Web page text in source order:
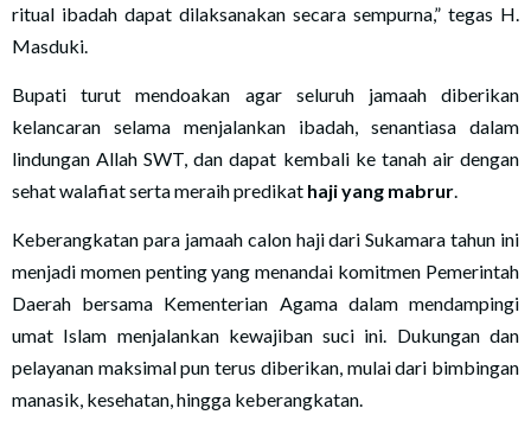
ritual ibadah dapat dilaksanakan secara sempurna,” tegas H.
Masduki.
Bupati turut mendoakan agar seluruh jamaah diberikan
kelancaran selama menjalankan ibadah, senantiasa dalam
lindungan Allah SWT, dan dapat kembali ke tanah air dengan
sehat walafiat serta meraih predikat haji yang mabrur.
Keberangkatan para jamaah calon haji dari Sukamara tahun ini
menjadi momen penting yang menandai komitmen Pemerintah
Daerah bersama Kementerian Agama dalam mendampingi
umat Islam menjalankan kewajiban suci ini. Dukungan dan
pelayanan maksimal pun terus diberikan, mulai dari bimbingan
manasik, kesehatan, hingga keberangkatan.